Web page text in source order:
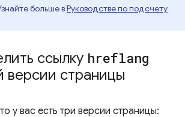
больше вРуководстве по подсчету
ссылку hreflang
версии страницы
у вас есть три версии страницы: